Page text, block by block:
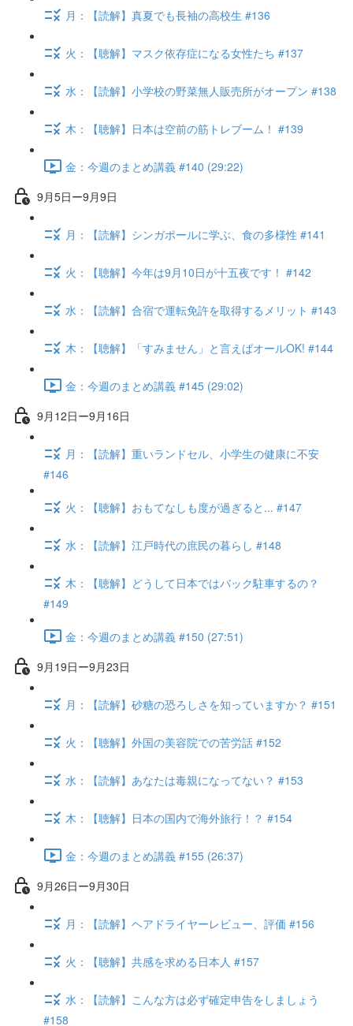
月：【読解】真夏でも長袖の高校生 #136
火：【聴解】マスク依存症になる女性たち #137
水：【読解】小学校の野菜無人販売所がオープン #138
木：【聴解】日本は空前の筋トレブーム！ #139
金：今週のまとめ講義 #140 (29:22)
9月5日ー9月9日
月：【読解】シンガポールに学ぶ、食の多様性 #141
火：【聴解】今年は9月10日が十五夜です！ #142
水：【読解】合宿で運転免許を取得するメリット #143
木：【聴解】「すみません」と言えばオールOK! #144
金：今週のまとめ講義 #145 (29:02)
9月12日ー9月16日
月：【読解】重いランドセル、小学生の健康に不安
#146
火：【聴解】おもてなしも度が過ぎると... #147
水：【読解】江戸時代の庶民の暮らし #148
木：【聴解】どうして日本ではバック駐車するの？
#149
金：今週のまとめ講義 #150 (27:51)
9月19日ー9月23日
月：【読解】砂糖の恐ろしさを知っていますか？ #151
火：【聴解】外国の美容院での苦労話 #152
水：【読解】あなたは毒親になってない？ #153
木：【聴解】日本の国内で海外旅行！？ #154
金：今週のまとめ講義 #155 (26:37)
9月26日ー9月30日
月：【読解】ヘアドライヤーレビュー、評価 #156
火：【聴解】共感を求める日本人 #157
水：【読解】こんな方は必ず確定申告をしましょう
#158